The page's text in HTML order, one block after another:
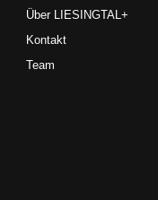
Über LIESINGTAL+
Kontakt
Team